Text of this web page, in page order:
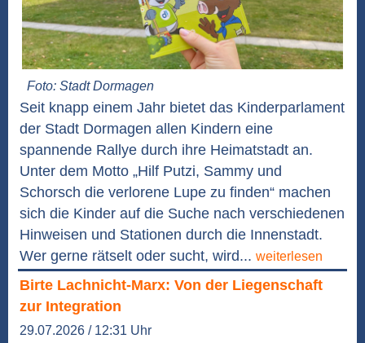
Foto: Stadt Dormagen
Seit knapp einem Jahr bietet das Kinderparlament
der Stadt Dormagen allen Kindern eine
spannende Rallye durch ihre Heimatstadt an.
Unter dem Motto „Hilf Putzi, Sammy und
Schorsch die verlorene Lupe zu finden“ machen
sich die Kinder auf die Suche nach verschiedenen
Hinweisen und Stationen durch die Innenstadt.
Wer gerne rätselt oder sucht, wird... weiterlesen
Birte Lachnicht-Marx: Von der Liegenschaft
zur Integration
29.07.2026 / 12:31 Uhr